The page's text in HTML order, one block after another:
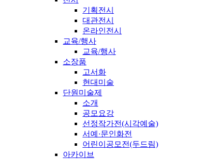
기획전시
대관전시
온라인전시
교육/행사
교육/행사
소장품
고서화
현대미술
단원미술제
소개
공모요강
선정작가전(시각예술)
서예·문인화전
어린이공모전(두드림)
아카이브